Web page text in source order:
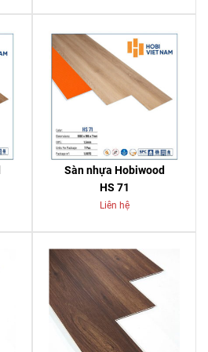
Sàn nhựa Hobiwood
HS 71
Liên hệ